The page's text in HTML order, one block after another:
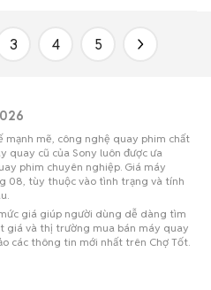
3 4 5
mạnh mẽ, công nghệ quay phim chất
quay cũ của Sony luôn được ưa
phim chuyên nghiệp. Giá máy
08, tùy thuộc vào tình trạng và tính
giá giúp người dùng dễ dàng tìm
giá và thị trường mua bán máy quay
các thông tin mới nhất trên Chợ Tốt.
máy quay Sony nhất